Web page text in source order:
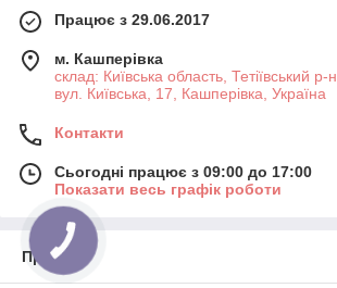
Працює з 29.06.2017
м. Кашперівка
склад: Київська область, Тетіївський р-
вул. Київська, 17, Кашперівка, Україна
Контакти
Сьогодні працює з 09:00 до 17:00
Показати весь графік роботи
Про нас
КНОПКА
ЗВ'ЯЗКУ